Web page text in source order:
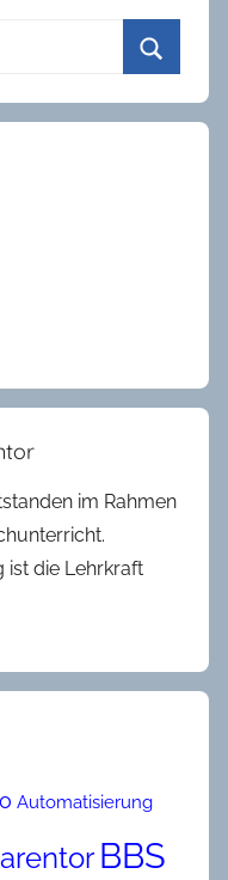
im Rahmen
ist die Lehrkraft
Automatisierung
BBS